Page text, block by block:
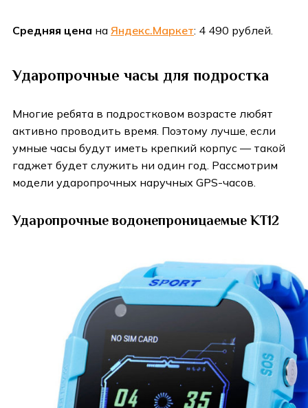
Средняя цена на Яндекс.Маркет: 4 490 рублей.
Ударопрочные часы для подростка
Многие ребята в подростковом возрасте любят
активно проводить время. Поэтому лучше, если
умные часы будут иметь крепкий корпус — такой
гаджет будет служить ни один год. Рассмотрим
модели ударопрочных наручных GPS-часов.
Ударопрочные водонепроницаемые KT12